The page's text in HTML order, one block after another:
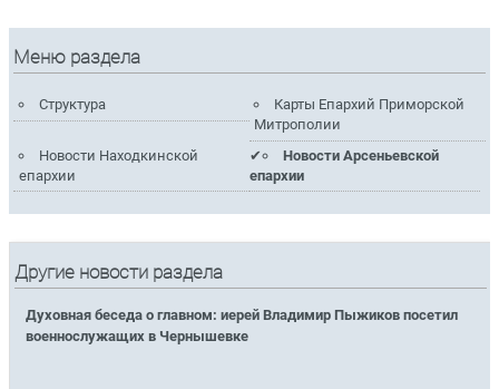
Меню раздела
Структура
Карты Епархий Приморской
Митрополии
Новости Находкинской
епархии
Новости Арсеньевской
епархии
Другие новости раздела
Духовная беседа о главном: иерей Владимир Пыжиков посетил
военнослужащих в Чернышевке